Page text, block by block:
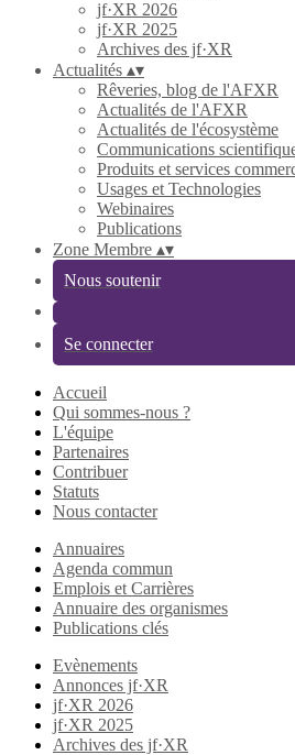
jf·XR 2026
jf·XR 2025
Archives des jf·XR
Actualités ▴▾
Rêveries, blog de l'AFXR
Actualités de l'AFXR
Actualités de l'écosystème
Communications
Produits et services
Usages et Technologies
Webinaires
Publications
Zone Membre ▴▾
Nous soutenir
Se connecter
Accueil
Qui sommes-nous ?
L'équipe
Partenaires
Contribuer
Statuts
Nous contacter
Annuaires
Agenda commun
Emplois et Carrières
Annuaire des organismes
Publications clés
Evènements
Annonces jf·XR
jf·XR 2026
jf·XR 2025
Archives des jf·XR